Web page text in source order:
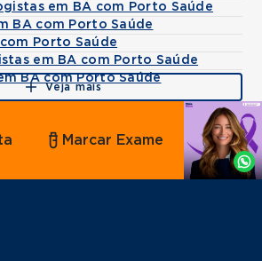
em BA com Porto Saúde
BA com Porto Saúde
Porto Saúde
em BA com Porto Saúde
BA com Porto Saúde
Veja mais
Agende
por
Whatsapp
Marcar Exame